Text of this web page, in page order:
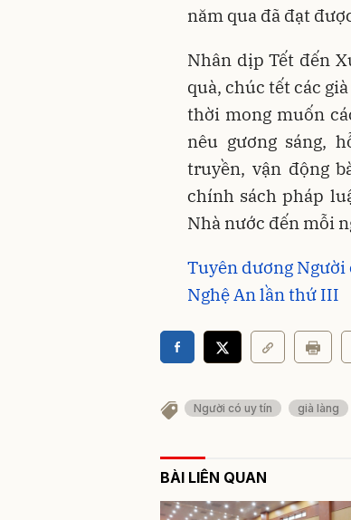
năm qua đã đạt
Nhân dịp Tết đến
quà, chúc tết các
thời mong muốn
nêu gương sáng,
truyền, vận động
chính sách pháp
Nhà nước đến mỗi
Tuyên dương Người
Nghệ An lần thứ III
Người có uy tín già làng
BÀI LIÊN QUAN